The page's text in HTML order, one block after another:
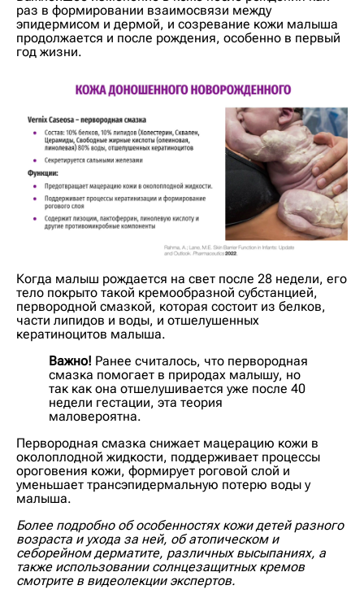
раз в формировании взаимосвязи между
эпидермисом и дермой, и созревание кожи малыша
продолжается и после рождения, особенно в первый
год жизни.
Когда малыш рождается на свет после 28 недели, его
тело покрыто такой кремообразной субстанцией,
первородной смазкой, которая состоит из белков,
части липидов и воды, и отшелушенных
кератиноцитов малыша.
Важно! Ранее считалось, что первородная
смазка помогает в природах малышу, но
так как она отшелушивается уже после 40
недели гестации, эта теория
маловероятна.
Первородная смазка снижает мацерацию кожи в
околоплодной жидкости, поддерживает процессы
ороговения кожи, формирует роговой слой и
уменьшает трансэпидермальную потерю воды у
малыша.
Более подробно об особенностях кожи детей разного
возраста и ухода за ней, об атопическом и
себорейном дерматите, различных высыпаниях, а
также использовании солнцезащитных кремов
смотрите в видеолекции экспертов.